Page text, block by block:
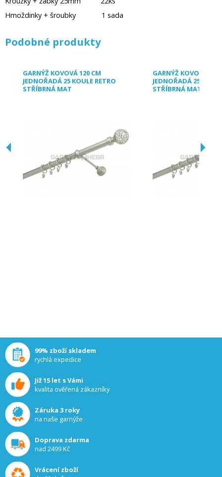
99% zboží skladem
rychlá expedice
Již 15 let s Vámi
kvalita ověřená zákazníky
Záruka 3 roky
na naše garnýže
Doprava zdarma
nad 2499 Kč
Vrácení zboží
Hmoždinky + šroubky 1 sada
Podobné produkty
GARNÝŽ KOVOVÁ 120 CM
JEDNOŘADÁ 25 KOULE RETRO
STŘÍBRNÁ MAT
GARNÝŽ KOVOVÁ 130
JEDNOŘADÁ 25
STŘÍBRNÁ MAT
INFORMACE
O nás
Jak nakupovat
Proč nakupovat u nás